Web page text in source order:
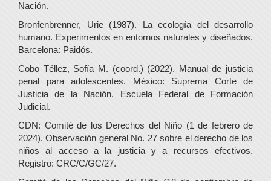
Nación.
Bronfenbrenner, Urie (1987). La ecología del desarrollo
humano. Experimentos en entornos naturales y diseñados.
Barcelona: Paidós.
Cobo Téllez, Sofía M. (coord.) (2022). Manual de justicia
penal para adolescentes. México: Suprema Corte de
Justicia de la Nación, Escuela Federal de Formación
Judicial.
CDN: Comité de los Derechos del Niño (1 de febrero de
2024). Observación general No. 27 sobre el derecho de los
niños al acceso a la justicia y a recursos efectivos.
Registro: CRC/C/GC/27.